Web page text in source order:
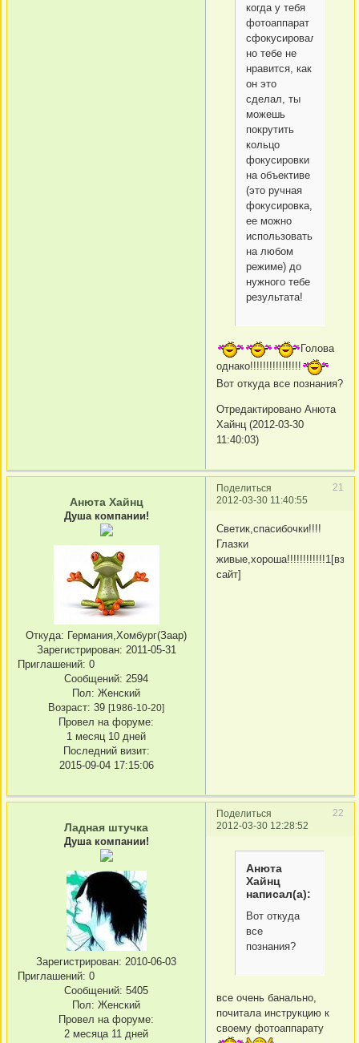
когда у тебя
фотоаппарат
сфокусировался,
но тебе не
нравится, как
он это
сделал, ты
можешь
покрутить
кольцо
фокусировки
на объективе
(это ручная
фокусировка,
ее можно
использовать
на любом
режиме) до
нужного тебе
результата!
Голова
однако!!!!!!!!!!!!!!!!
Вот откуда все познания?
Отредактировано Анюта
Хайнц (2012-03-30
11:40:03)
Поделиться
21
2012-03-30 11:40:55
Анюта Хайнц
Душа компании!
Откуда: Германия,Хомбург(Заар)
Зарегистрирован: 2011-05-31
Приглашений: 0
Сообщений: 2594
Пол: Женский
Возраст: 39 [1986-10-20]
Провел на форуме:
1 месяц 10 дней
Последний визит:
2015-09-04 17:15:06
Светик,спасибочки!!!!
Глазки
сайт]
Поделиться
22
2012-03-30 12:28:52
Ладная штучка
Душа компании!
Зарегистрирован: 2010-06-03
Приглашений: 0
Сообщений: 5405
Пол: Женский
Провел на форуме:
2 месяца 11 дней
Анюта
Хайнц
написал(а):
Вот откуда
все
познания?
все очень банально,
почитала инструкцию к
своему фотоаппарату